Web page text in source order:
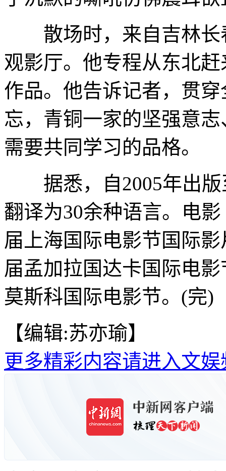
散场时，来自吉林长
观影厅。他专程从东北
作品。他告诉记者，贯穿
忘，青铜一家的坚强意
需要共同学习的品格。
据悉，自2005年出版
翻译为30余种语言。电
届上海国际电影节国际
届孟加拉国达卡国际电
莫斯科国际电影节。(完)
【编辑:苏亦瑜】
更多精彩内容请进入文娱